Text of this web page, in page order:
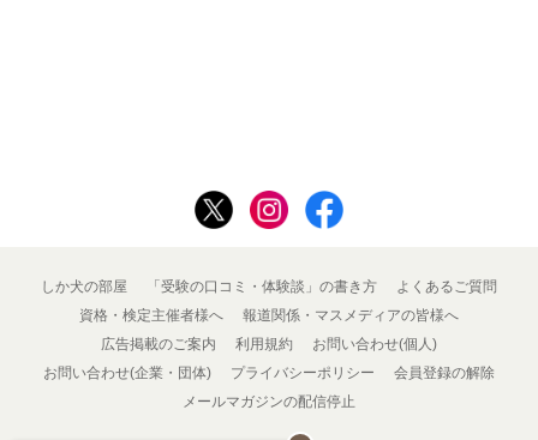
しか犬の部屋 「受験の口コミ・体験談」の書き方
よくあるご質問
資格・検定主催者様へ
報道関係・マスメディアの皆様へ
広告掲載のご案内
利用規約
お問い合わせ(個人)
お問い合わせ(企業・団体)
プライバシーポリシー
会員登録の解除
メールマガジンの配信停止